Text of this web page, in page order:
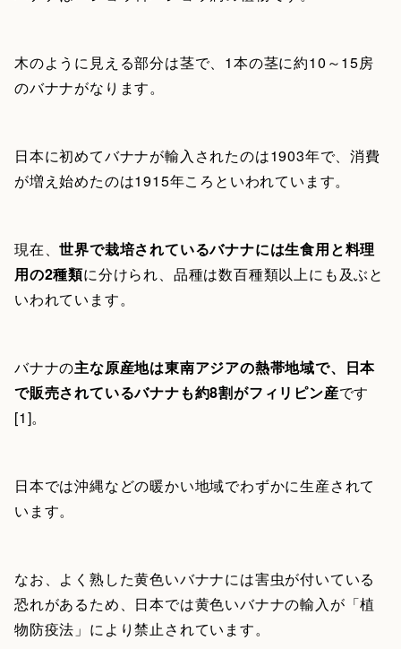
木のように見える部分は茎で、1本の茎に約10～15房
のバナナがなります。
日本に初めてバナナが輸入されたのは1903年で、消費
が増え始めたのは1915年ころといわれています。
現在、世界で栽培されているバナナには生食用と料理
用の2種類に分けられ、品種は数百種類以上にも及ぶと
いわれています。
バナナの主な原産地は東南アジアの熱帯地域で、日本
で販売されているバナナも約8割がフィリピン産です
[1]。
日本では沖縄などの暖かい地域でわずかに生産されて
います。
なお、よく熟した黄色いバナナには害虫が付いている
恐れがあるため、日本では黄色いバナナの輸入が「植
物防疫法」により禁止されています。